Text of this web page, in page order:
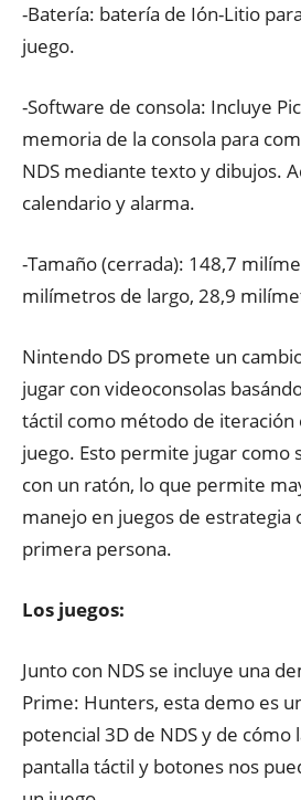
-Batería: batería de Ión-Litio
juego.
-Software de consola: Incluye
memoria de la consola para
NDS mediante texto y dibujos.
calendario y alarma.
-Tamaño (cerrada): 148,7
milímetros de largo, 28,9
Nintendo DS promete un
jugar con videoconsolas
táctil como método de iteración
juego. Esto permite jugar como
con un ratón, lo que permite
manejo en juegos de estrategia
primera persona.
Los juegos:
Junto con NDS se incluye una
Prime: Hunters, esta demo es
potencial 3D de NDS y de cómo
pantalla táctil y botones nos